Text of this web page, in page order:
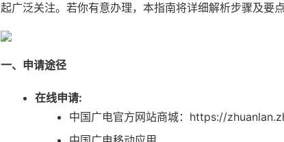
起广泛关注。若你有意办理，本指南将详细解析步骤及要
一、申请途径
在线申请:
中国广电官方网站商城：https://